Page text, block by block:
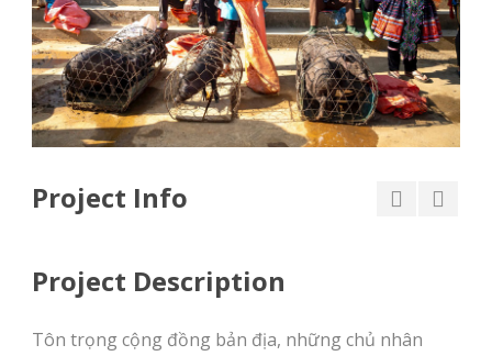
Project Info
Project Description
Tôn trọng cộng đồng bản địa, những chủ nhân